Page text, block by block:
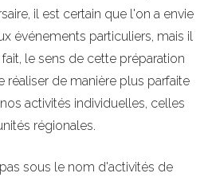
il est certain que l'on a envie
événements particuliers, mais il
le sens de cette préparation
réaliser de manière plus parfaite
activités individuelles, celles
régionales.
sous le nom d'activités de